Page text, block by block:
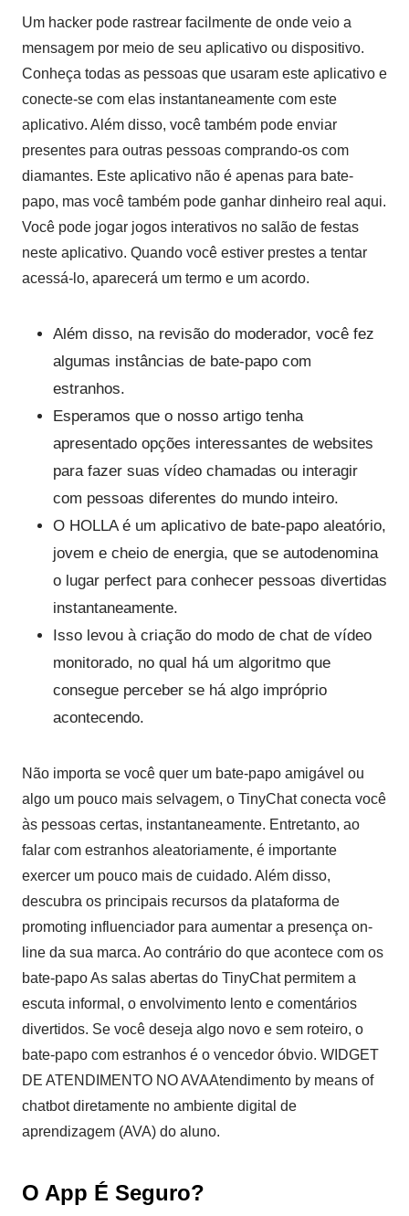
Um hacker pode rastrear facilmente de onde veio a
mensagem por meio de seu aplicativo ou dispositivo.
Conheça todas as pessoas que usaram este aplicativo e
conecte-se com elas instantaneamente com este
aplicativo. Além disso, você também pode enviar
presentes para outras pessoas comprando-os com
diamantes. Este aplicativo não é apenas para bate-
papo, mas você também pode ganhar dinheiro real aqui.
Você pode jogar jogos interativos no salão de festas
neste aplicativo. Quando você estiver prestes a tentar
acessá-lo, aparecerá um termo e um acordo.
Além disso, na revisão do moderador, você fez
algumas instâncias de bate-papo com
estranhos.
Esperamos que o nosso artigo tenha
apresentado opções interessantes de websites
para fazer suas vídeo chamadas ou interagir
com pessoas diferentes do mundo inteiro.
O HOLLA é um aplicativo de bate-papo aleatório,
jovem e cheio de energia, que se autodenomina
o lugar perfect para conhecer pessoas divertidas
instantaneamente.
Isso levou à criação do modo de chat de vídeo
monitorado, no qual há um algoritmo que
consegue perceber se há algo impróprio
acontecendo.
Não importa se você quer um bate-papo amigável ou
algo um pouco mais selvagem, o TinyChat conecta você
às pessoas certas, instantaneamente. Entretanto, ao
falar com estranhos aleatoriamente, é importante
exercer um pouco mais de cuidado. Além disso,
descubra os principais recursos da plataforma de
promoting influenciador para aumentar a presença on-
line da sua marca. Ao contrário do que acontece com os
bate-papo As salas abertas do TinyChat permitem a
escuta informal, o envolvimento lento e comentários
divertidos. Se você deseja algo novo e sem roteiro, o
bate-papo com estranhos é o vencedor óbvio. WIDGET
DE ATENDIMENTO NO AVAAtendimento by means of
chatbot diretamente no ambiente digital de
aprendizagem (AVA) do aluno.
O App É Seguro?